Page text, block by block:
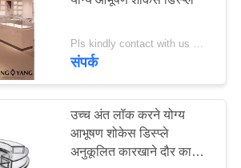
Pls kindly contact with us MOQ:1 दुकान या 5 सेट/हाई-एंड ज्वेलरी शोकेस डिज़ाइन
संपर्क
उच्च अंत लॉक करने योग्य
आभूषण शोकेस डिस्प्ले
अनुकूलित कारखाने दौर काले